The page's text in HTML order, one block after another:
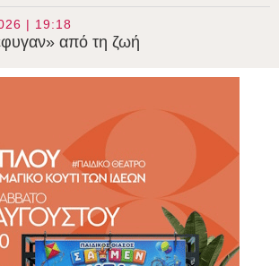
| 19:18
από τη ζωή